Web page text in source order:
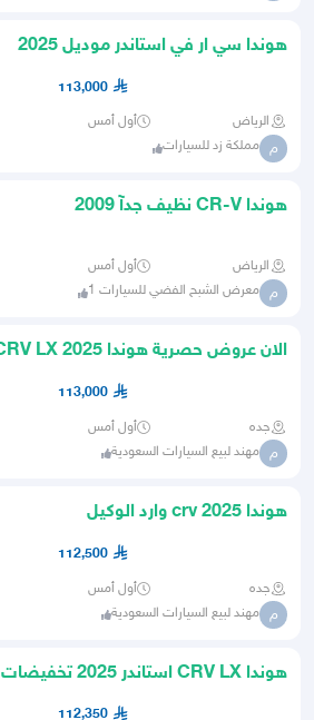
هوندا سي ار في استاندر موديل 2025
113,000
الرياض أول أمس
م مملكة زد للسيارات
هوندا CR-V نظيف جدآ 2009
الرياض أول أمس
م معرض الشبح الفضي للسيارات 1
الان عروض حصرية هوندا CRV LX 2025
113,000
جده أول أمس
م مهند لبيع السيارات السعودية
هوندا crv 2025 وارد الوكيل
112,500
جده أول أمس
م مهند لبيع السيارات السعودية
هوندا CRV LX استاندر 2025 تخفيضات
112,350